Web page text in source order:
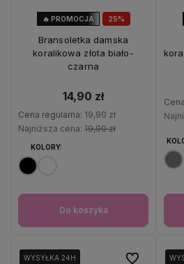
25%
🔥 PROMOCJA
Bransoletka damska
koralikowa złota biało-
czarna
14,90 zł
Cena regularna: 19,90 zł
Najniższa cena: 19,90 zł
KOLORY:
Do koszyka
WYSYŁKA 24H
WYSYŁKA 24H Do ulubionych